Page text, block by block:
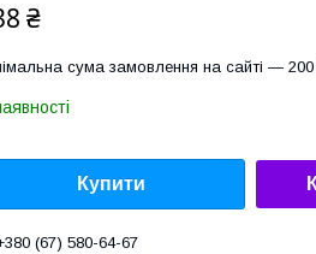
₴
сума замовлення на сайті —
Купити
(67) 580-64-67